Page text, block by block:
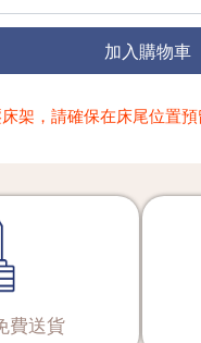
加入購物車
架，請確保在床尾位置
費送貨